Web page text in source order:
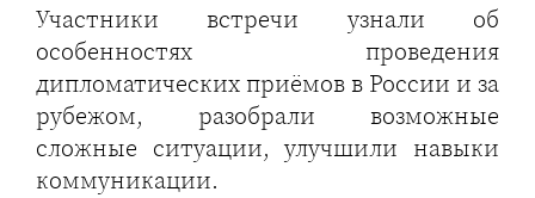
Участники встречи узнали об
особенностях проведения
дипломатических приёмов в России и за
рубежом, разобрали возможные
сложные ситуации, улучшили навыки
коммуникации.